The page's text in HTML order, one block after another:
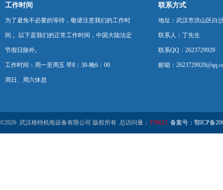
工作时间
为了避免不必要的等待，敬请注意我们的工作时
间 。以下是我们的正常工作时间，中国大陆法定
节假日除外。
工作时间：周一至周五 早8：30-晚6：00
周日、周六休息
联系方式
地址：武汉市洪山区白
联系人：丁先生
联系QQ：2623729929
邮箱：
©2026 武汉格特机电设备有限公司 版权所有 总访问量： 378623 备案号：鄂ICP备